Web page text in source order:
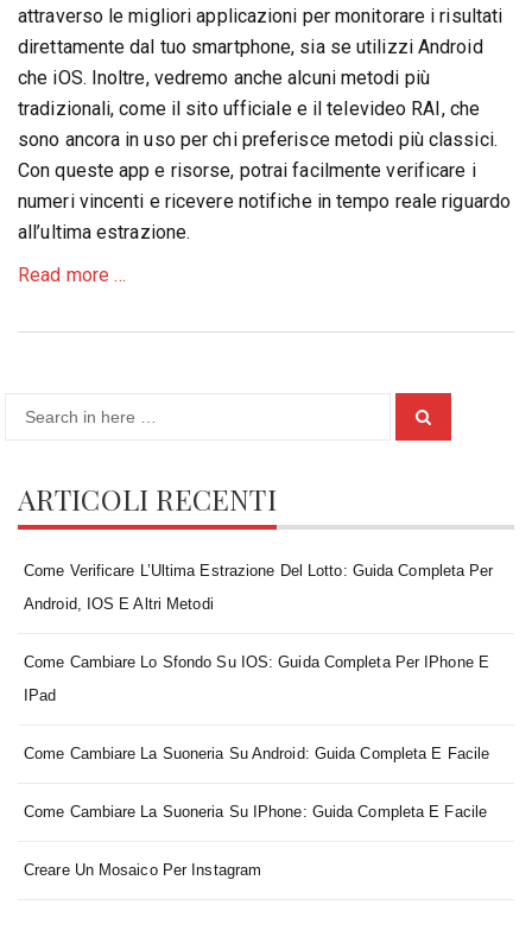
attraverso le migliori applicazioni per monitorare i risultati
direttamente dal tuo smartphone, sia se utilizzi Android
che iOS. Inoltre, vedremo anche alcuni metodi più
tradizionali, come il sito ufficiale e il televideo RAI, che
sono ancora in uso per chi preferisce metodi più classici.
Con queste app e risorse, potrai facilmente verificare i
numeri vincenti e ricevere notifiche in tempo reale riguardo
all’ultima estrazione.
Read more about
Verificare
del
Guida
Completa
Android,
iOS
Altri
…
Search
ARTICOLI RECENTI
Come Verificare L’Ultima Estrazione Del Lotto: Guida Completa Per
Android, IOS E Altri Metodi
Come Cambiare Lo Sfondo Su IOS: Guida Completa Per IPhone E
IPad
Come Cambiare La Suoneria Su Android: Guida Completa E Facile
Come Cambiare La Suoneria Su IPhone: Guida Completa E Facile
Creare Un Mosaico Per Instagram